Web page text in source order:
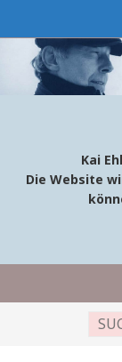
Kai
Die Website